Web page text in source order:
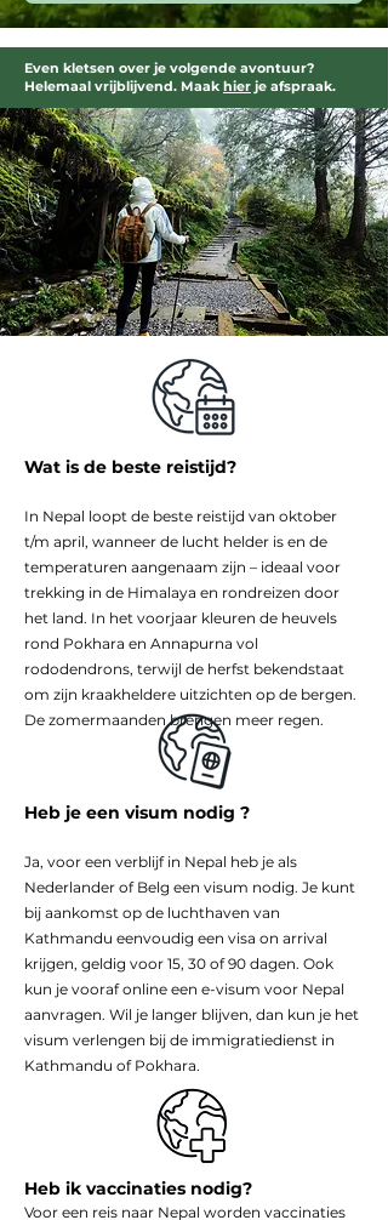
Even kletsen over je volgende avontuur?
Helemaal vrijblijvend. Maak hier je afspraak.
Wat is de beste reistijd?
In Nepal loopt de beste reistijd van oktober
t/m april, wanneer de lucht helder is en de
temperaturen aangenaam zijn – ideaal voor
trekking in de Himalaya en rondreizen door
het land. In het voorjaar kleuren de heuvels
rond Pokhara en Annapurna vol
rododendrons, terwijl de herfst bekendstaat
om zijn kraakheldere uitzichten op de bergen.
De zomermaanden brengen meer regen.
Heb je een visum nodig ?
Ja, voor een verblijf in Nepal heb je als
Nederlander of Belg een visum nodig. Je kunt
bij aankomst op de luchthaven van
Kathmandu eenvoudig een visa on arrival
krijgen, geldig voor 15, 30 of 90 dagen. Ook
kun je vooraf online een e-visum voor Nepal
aanvragen. Wil je langer blijven, dan kun je het
visum verlengen bij de immigratiedienst in
Kathmandu of Pokhara.
Heb ik vaccinaties nodig?
Voor een reis naar Nepal worden vaccinaties